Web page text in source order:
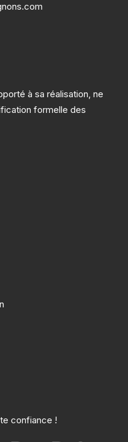
à sa réalisation, ne
formelle des
confiance !